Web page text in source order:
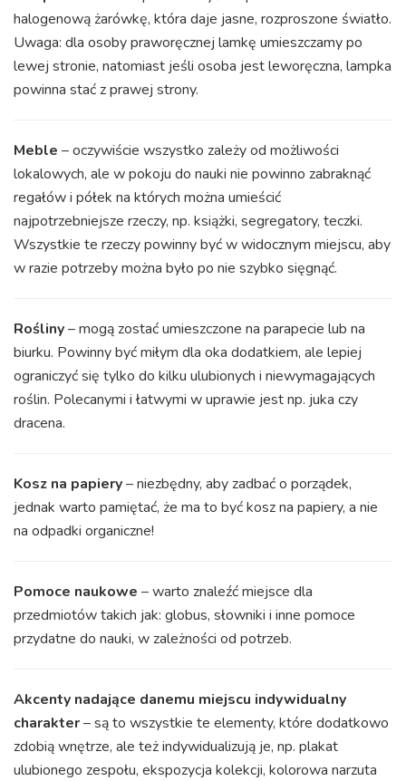
halogenową żarówkę, która daje jasne, rozproszone światło.
Uwaga: dla osoby praworęcznej lamkę umieszczamy po
lewej stronie, natomiast jeśli osoba jest leworęczna, lampka
powinna stać z prawej strony.
Meble – oczywiście wszystko zależy od możliwości
lokalowych, ale w pokoju do nauki nie powinno zabraknąć
regałów i półek na których można umieścić
najpotrzebniejsze rzeczy, np. książki, segregatory, teczki.
Wszystkie te rzeczy powinny być w widocznym miejscu, aby
w razie potrzeby można było po nie szybko sięgnąć.
Rośliny– mogą zostać umieszczone na parapecie lub na
biurku. Powinny być miłym dla oka dodatkiem, ale lepiej
ograniczyć się tylko do kilku ulubionych i niewymagających
roślin. Polecanymi i łatwymi w uprawie jest np. juka czy
dracena.
Kosz na papiery– niezbędny, aby zadbać o porządek,
jednak warto pamiętać, że ma to być kosz na papiery, a nie
na odpadki organiczne!
Pomoce naukowe – warto znaleźć miejsce dla
przedmiotów takich jak: globus, słowniki i inne pomoce
przydatne do nauki, w zależności od potrzeb.
Akcenty nadające danemu miejscu indywidualny
charakter– są to wszystkie te elementy, które dodatkowo
zdobią wnętrze, ale też indywidualizują je, np. plakat
ulubionego zespołu, ekspozycja kolekcji, kolorowa narzuta